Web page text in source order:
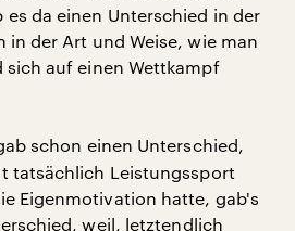
es da einen Unterschied in der
in der Art und Weise, wie man
auf einen Wettkampf
schon einen Unterschied,
tatsächlich Leistungssport
Eigenmotivation hatte, gab's
weil, letztendlich